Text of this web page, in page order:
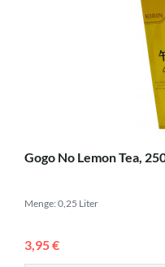
Gogo No Lemon Tea,
Menge: 0,25 Liter
3,95 €